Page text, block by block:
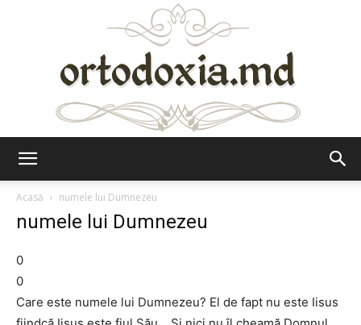
Acasă
numele lui Dumnezeu
numele lui Dumnezeu
0
0
Care este numele lui Dumnezeu? El de fapt nu este Iisus